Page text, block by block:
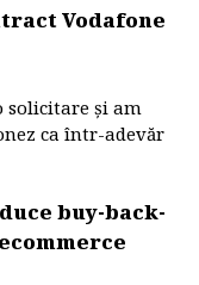
Vodafone
solicitare și am
ca într-adevăr
buy-back-